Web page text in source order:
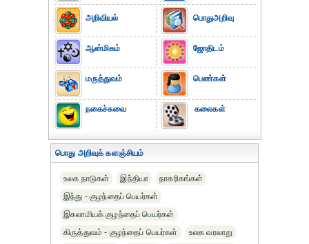
அறிவியல்
ஆன்மிகம்
மருத்துவம்
நகைச்சுவை
பொதுஅறிவு
ஜோதிடம்
பெண்கள்
கலைகள்
பொது அறிவுக் களஞ்சியம்
உலக நாடுகள் இந்தியா
நாகரிகங்கள்
இந்து - குழந்தைப் பெயர்கள்
இசுலாமியக் குழந்தைப் பெயர்கள்
கிருத்துவம் - குழந்தைப் பெயர்கள்
உலக வரலாறு